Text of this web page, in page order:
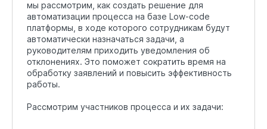
мы рассмотрим, как создать решение для
автоматизации процесса на базе Low-code
платформы, в ходе которого сотрудникам будут
автоматически назначаться задачи, а
руководителям приходить уведомления об
отклонениях. Это поможет сократить время на
обработку заявлений и повысить эффективность
работы.
Рассмотрим участников процесса и их задачи: